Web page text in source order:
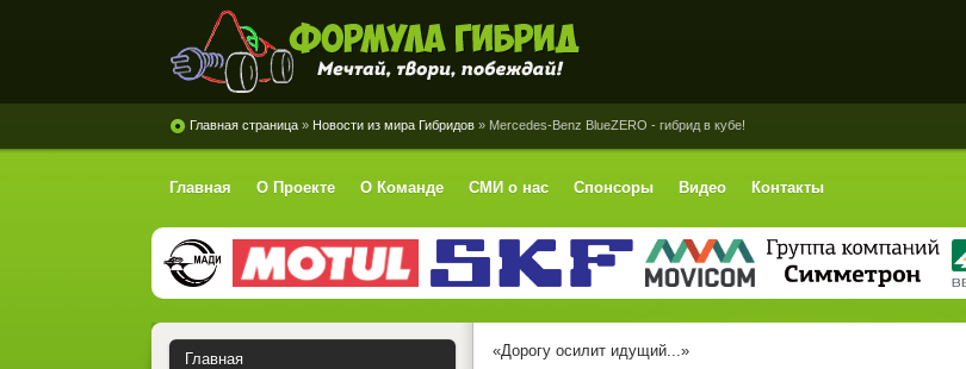
Формула Гибрид
Главная страница » Новости из мира Гибридов » Mercedes-Benz BlueZERO - гибрид в кубе!
Главная О Проекте О Команде СМИ о нас Спонсоры Видео Контакты
«Дорогу осилит идущий...»
Главная